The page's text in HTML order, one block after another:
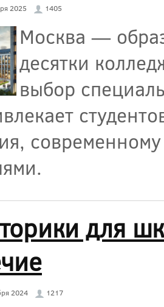
2025 1405
Москва —
десятки
выбор
для
2024 1217